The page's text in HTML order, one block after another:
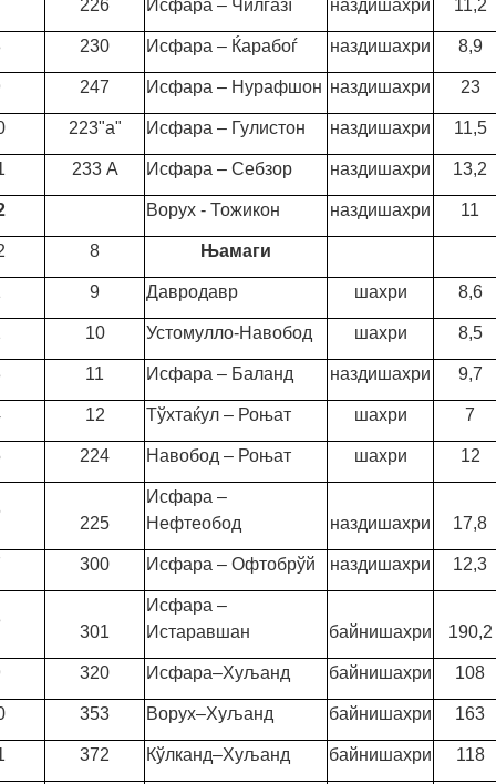
226 Исфара – Чилгазї наздишахри 11,2
230 Исфара – Ќарабоѓ наздишахри 8,9
247 Исфара – Нурафшон наздишахри 23
223"а" Исфара – Гулистон наздишахри 11,5
233 А Исфара – Себзор наздишахри 13,2
Ворух - Тожикон наздишахри 11
8 Њамаги
9 Давродавр шахри 8,6
10 Устомулло-Навобод шахри 8,5
11 Исфара – Баланд наздишахри 9,7
12 Тўхтаќул – Роњат шахри 7
224 Навобод – Роњат шахри 12
225
Исфара –
Нефтеобод
наздишахри 17,8
300 Исфара – Офтобрўй наздишахри 12,3
301
Исфара –
Истаравшан
байнишахри 190,2
320 Исфара–Хуљанд байнишахри 108
353 Ворух–Хуљанд байнишахри 163
372 Кўлканд–Хуљанд байнишахри 118